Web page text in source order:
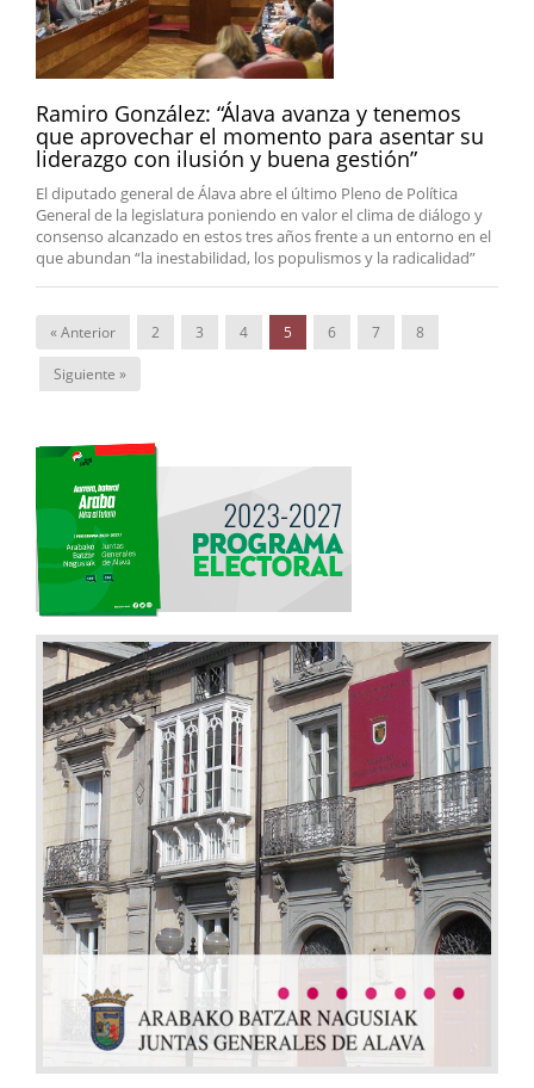
Ramiro González: “Álava avanza y tenemos
que aprovechar el momento para asentar su
liderazgo con ilusión y buena gestión”
El diputado general de Álava abre el último Pleno de Política
General de la legislatura poniendo en valor el clima de diálogo y
consenso alcanzado en estos tres años frente a un entorno en el
que abundan “la inestabilidad, los populismos y la radicalidad”
« Anterior 2 3 4 5 6 7 8
Siguiente »